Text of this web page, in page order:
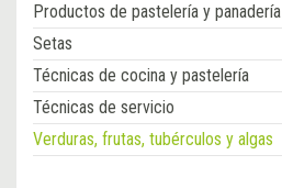
Productos de pastelería y panadería
Setas
Técnicas de cocina y pastelería
Técnicas de servicio
Verduras, frutas, tubérculos y algas